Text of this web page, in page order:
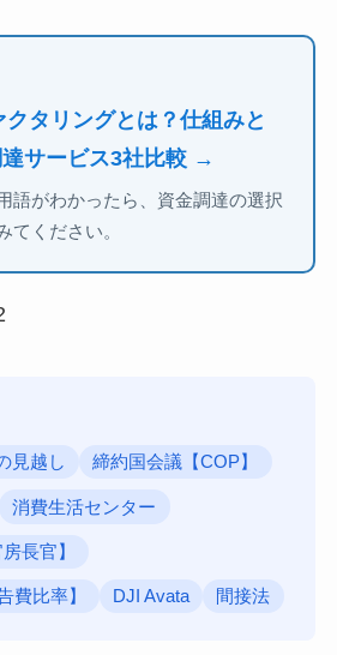
クタリングとは？仕組みと
サービス3社比較 →
語がわかったら、資金調達の選択
てください。
見越し 締約国会議【COP】
消費生活センター
長官】
費比率】 DJI Avata 間接法